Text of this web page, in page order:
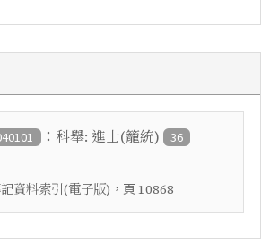
： 科舉: 進士(籠統) 36
資料索引(電子版) ，頁 10868